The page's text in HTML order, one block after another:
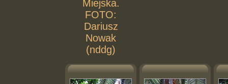
Miejska.
FOTO:
Dariusz
Nowak
(nddg)